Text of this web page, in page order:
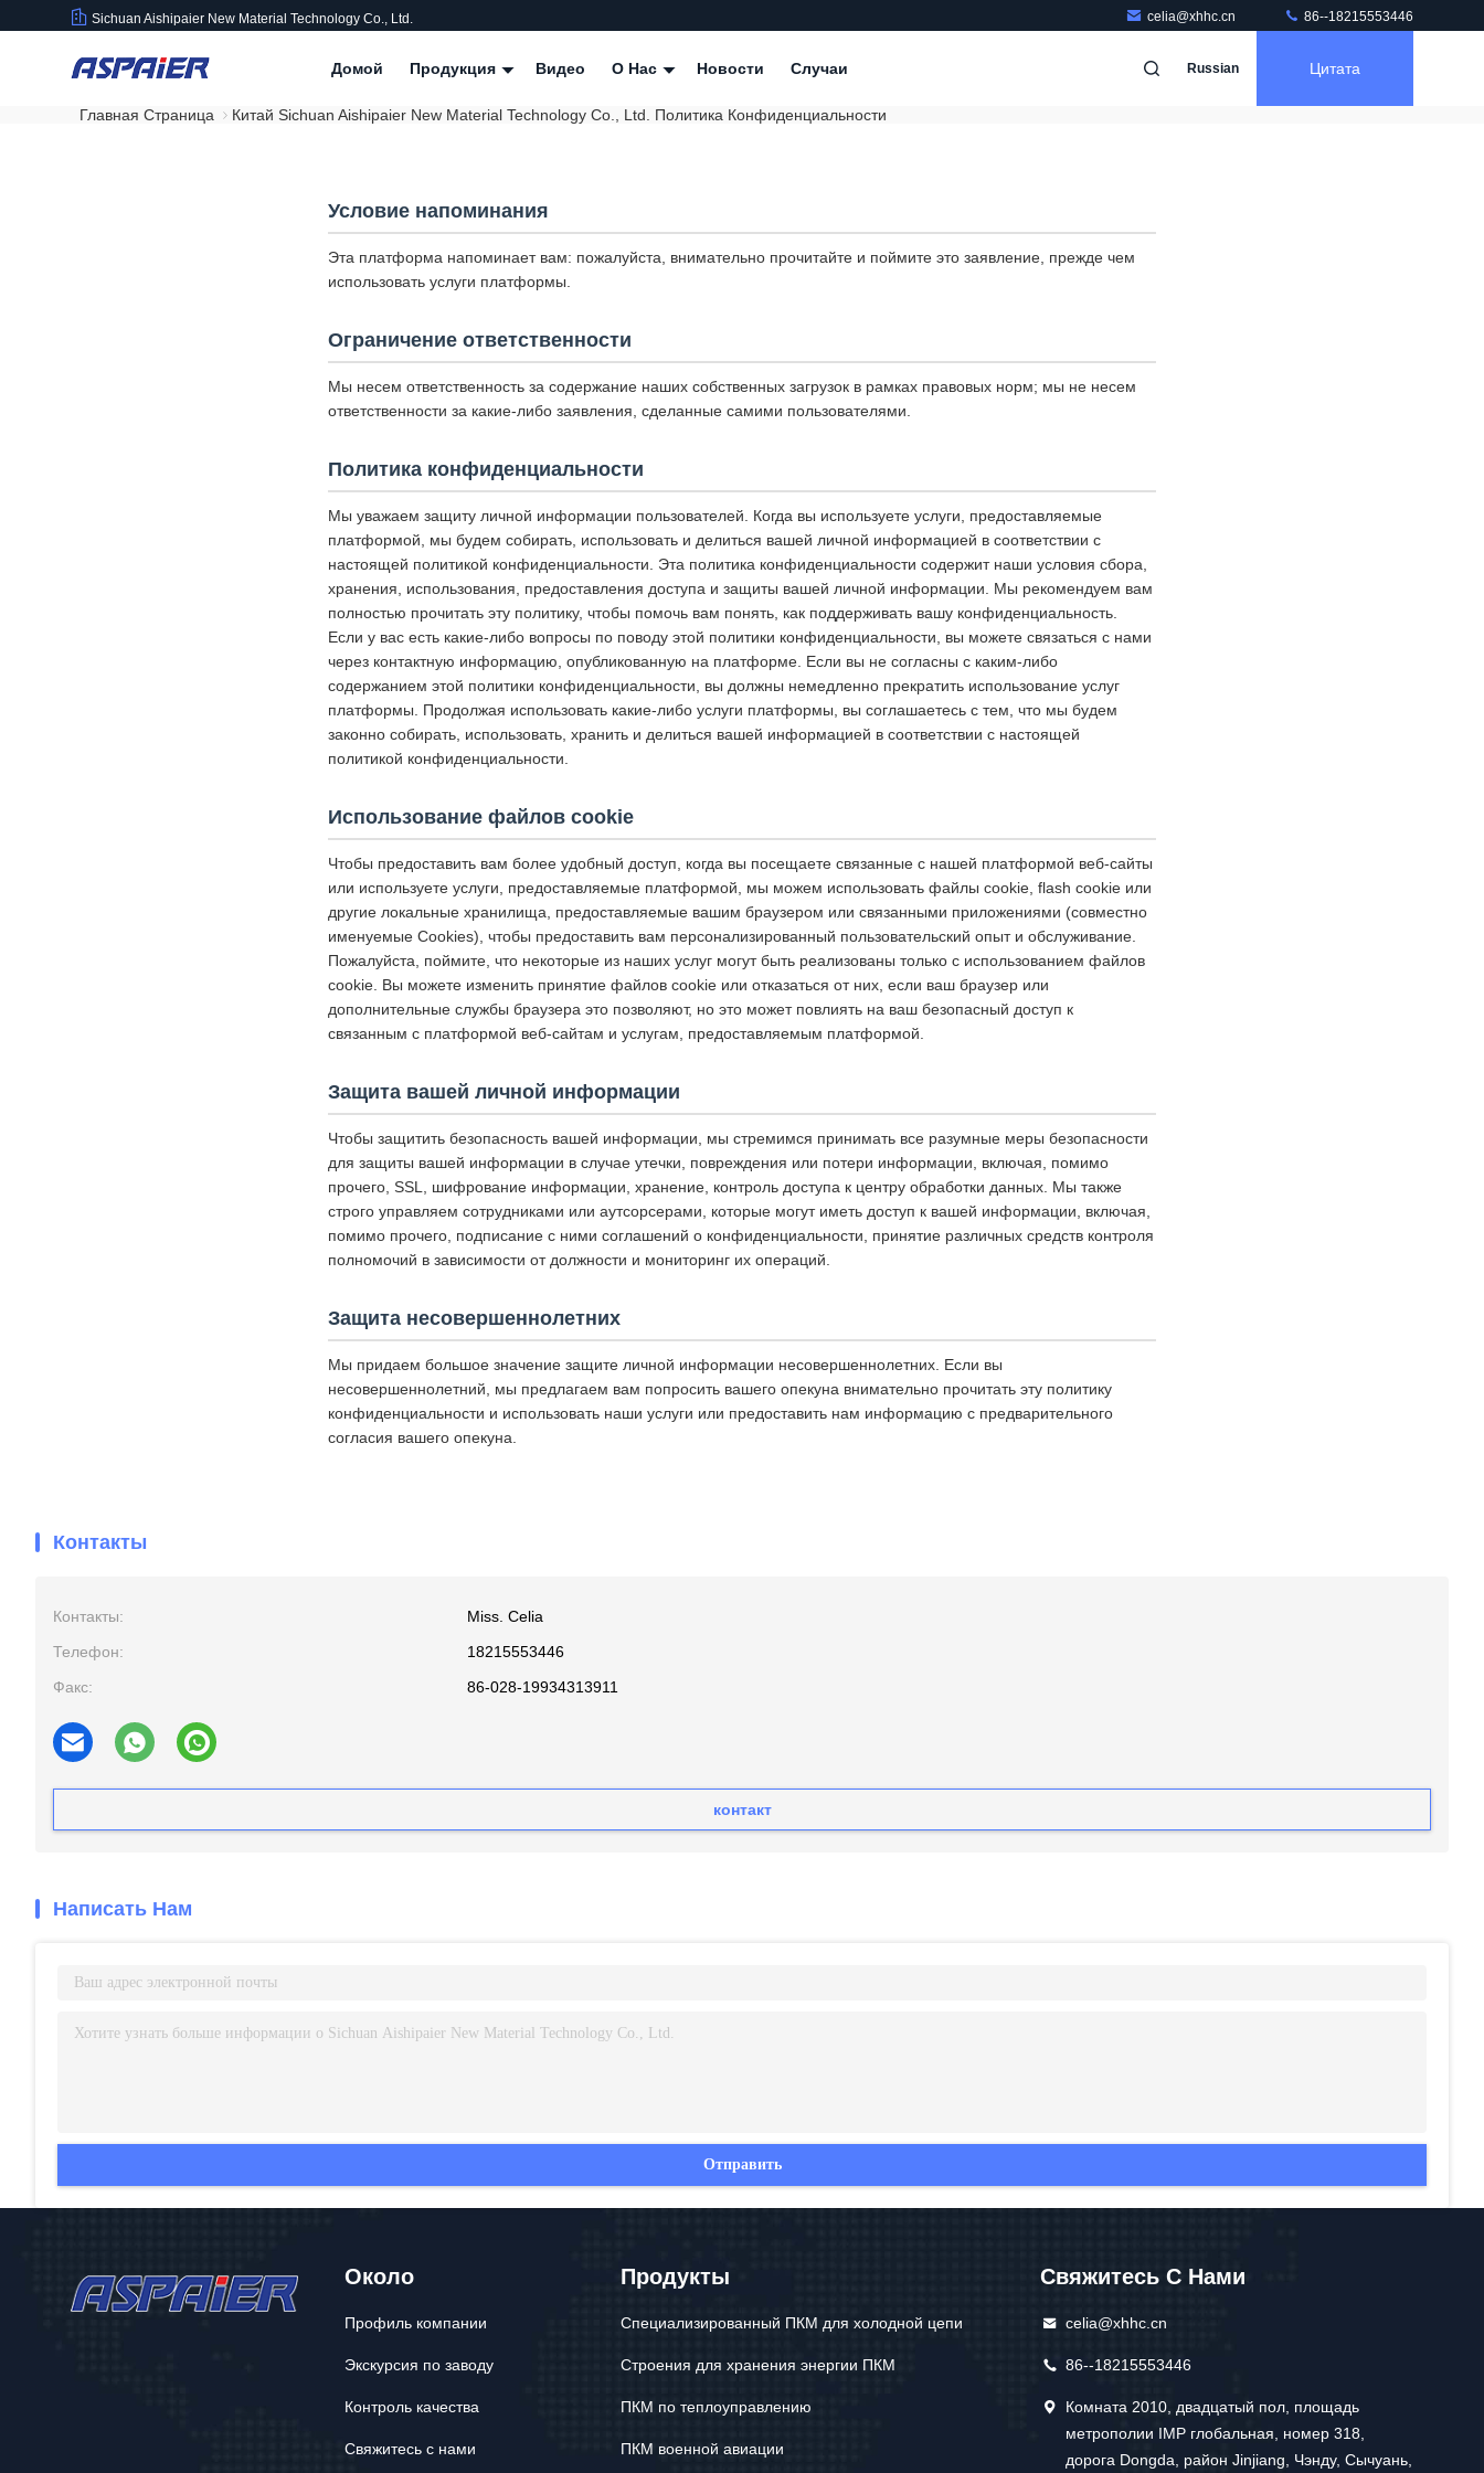
Sichuan Aishipaier New Material Technology Co., Ltd. celia@xhhc.cn 86--18215553446
Домой Продукция Видео О Нас Новости Случаи Russian Цитата
Главная Страница Китай Sichuan Aishipaier New Material Technology Co., Ltd. Политика Конфиденциальности
Условие напоминания
Эта платформа напоминает вам: пожалуйста, внимательно прочитайте и поймите это заявление, прежде чем
использовать услуги платформы.
Ограничение ответственности
Мы несем ответственность за содержание наших собственных загрузок в рамках правовых норм; мы не несем
ответственности за какие-либо заявления, сделанные самими пользователями.
Политика конфиденциальности
Мы уважаем защиту личной информации пользователей. Когда вы используете услуги, предоставляемые
платформой, мы будем собирать, использовать и делиться вашей личной информацией в соответствии с
настоящей политикой конфиденциальности. Эта политика конфиденциальности содержит наши условия сбора,
хранения, использования, предоставления доступа и защиты вашей личной информации. Мы рекомендуем вам
полностью прочитать эту политику, чтобы помочь вам понять, как поддерживать вашу конфиденциальность.
Если у вас есть какие-либо вопросы по поводу этой политики конфиденциальности, вы можете связаться с нами
через контактную информацию, опубликованную на платформе. Если вы не согласны с каким-либо
содержанием этой политики конфиденциальности, вы должны немедленно прекратить использование услуг
платформы. Продолжая использовать какие-либо услуги платформы, вы соглашаетесь с тем, что мы будем
законно собирать, использовать, хранить и делиться вашей информацией в соответствии с настоящей
политикой конфиденциальности.
Использование файлов cookie
Чтобы предоставить вам более удобный доступ, когда вы посещаете связанные с нашей платформой веб-сайты
или используете услуги, предоставляемые платформой, мы можем использовать файлы cookie, flash cookie или
другие локальные хранилища, предоставляемые вашим браузером или связанными приложениями (совместно
именуемые Cookies), чтобы предоставить вам персонализированный пользовательский опыт и обслуживание.
Пожалуйста, поймите, что некоторые из наших услуг могут быть реализованы только с использованием файлов
cookie. Вы можете изменить принятие файлов cookie или отказаться от них, если ваш браузер или
дополнительные службы браузера это позволяют, но это может повлиять на ваш безопасный доступ к
связанным с платформой веб-сайтам и услугам, предоставляемым платформой.
Защита вашей личной информации
Чтобы защитить безопасность вашей информации, мы стремимся принимать все разумные меры безопасности
для защиты вашей информации в случае утечки, повреждения или потери информации, включая, помимо
прочего, SSL, шифрование информации, хранение, контроль доступа к центру обработки данных. Мы также
строго управляем сотрудниками или аутсорсерами, которые могут иметь доступ к вашей информации, включая,
помимо прочего, подписание с ними соглашений о конфиденциальности, принятие различных средств контроля
полномочий в зависимости от должности и мониторинг их операций.
Защита несовершеннолетних
Мы придаем большое значение защите личной информации несовершеннолетних. Если вы
несовершеннолетний, мы предлагаем вам попросить вашего опекуна внимательно прочитать эту политику
конфиденциальности и использовать наши услуги или предоставить нам информацию с предварительного
согласия вашего опекуна.
Контакты
Контакты:
Miss. Celia
Телефон:
18215553446
Факс:
86-028-19934313911
контакт
Написать Нам
Отправить
Около
Профиль компании
Экскурсия по заводу
Контроль качества
Свяжитесь с нами
Продукты
Специализированный ПКМ для холодной цепи
Строения для хранения энергии ПКМ
ПКМ по теплоуправлению
ПКМ военной авиации
Свяжитесь С Нами
celia@xhhc.cn
86--18215553446
Комната 2010, двадцатый пол, площадь
метрополии IMP глобальная, номер 318,
дорога Dongda, район Jinjiang, Чэнду, Сычуань,